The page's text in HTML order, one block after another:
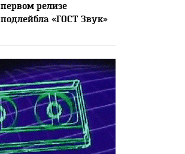
первом релизе
подлейбла «ГОСТ Звук»